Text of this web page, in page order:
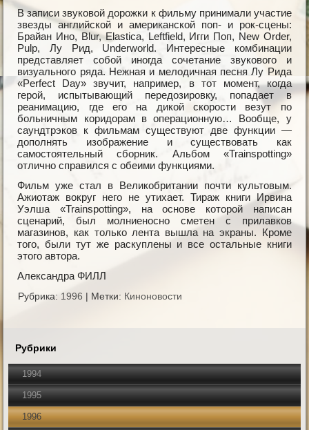
В записи звуковой дорожки к фильму принимали участие
звезды английской и американской поп- и рок-сцены:
Брайан Ино, Blur, Elastica, Leftfield, Игги Поп, New Order,
Рulр, Лу Рид, Underworld. Интересные комбинации
представляет собой иногда сочетание звукового и
визуального ряда. Нежная и мелодичная песня Лу Рида
«Рerfect Day» звучит, например, в тот момент, когда
герой, испытывающий передозировку, попадает в
реанимацию, где его на дикой скорости везут по
больничным коридорам в операционную… Вообще, у
саундтрэков к фильмам существуют две функции —
дополнять изображение и существовать как
самостоятельный сборник. Альбом «Trainsрotting»
отлично справился с обеими функциями.
Фильм уже стал в Великобритании почти культовым.
Ажиотаж вокруг него не утихает. Тираж книги Ирвина
Уэлша «Trainsрotting», на основе которой написан
сценарий, был молниеносно сметен с прилавков
магазинов, как только лента вышла на экраны. Кроме
того, были тут же раскуплены и все остальные книги
этого автора.
Александра ФИЛЛ
Рубрика: 1996 | Метки: Киноновости
Рубрики
1994
1995
1996